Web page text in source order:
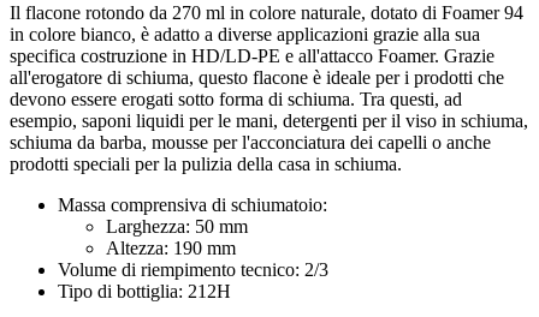
Cibo(483)
Sostenibile(301)
Bottiglie per salse
Il flacone rotondo da 270 ml in colore naturale, dotato di Foamer 94
in colore bianco, è adatto a diverse applicazioni grazie alla sua
specifica costruzione in HD/LD-PE e all'attacco Foamer. Grazie
all'erogatore di schiuma, questo flacone è ideale per i prodotti che
devono essere erogati sotto forma di schiuma. Tra questi, ad
esempio, saponi liquidi per le mani, detergenti per il viso in schiuma,
schiuma da barba, mousse per l'acconciatura dei capelli o anche
prodotti speciali per la pulizia della casa in schiuma.
Massa comprensiva di schiumatoio:
Larghezza: 50 mm
Altezza: 190 mm
Volume di riempimento tecnico: 2/3
Tipo di bottiglia: 212H